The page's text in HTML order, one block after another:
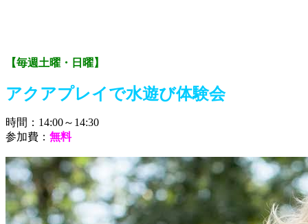
【毎週土曜・日曜】
アクアプレイで水遊び体験会
時間：14:00～14:30
参加費： 無料